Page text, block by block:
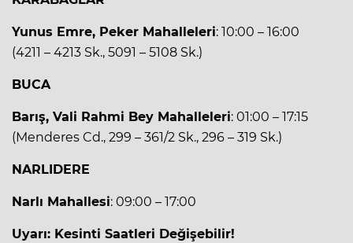
Yunus Emre, Peker Mahalleleri: 10:00 – 16:00
(4211 – 4213 Sk., 5091 – 5108 Sk.)
BUCA
Barış, Vali Rahmi Bey Mahalleleri: 01:00 – 17:15
(Menderes Cd., 299 – 361/2 Sk., 296 – 319 Sk.)
NARLIDERE
Narlı Mahallesi: 09:00 – 17:00
Uyarı: Kesinti Saatleri Değişebilir!